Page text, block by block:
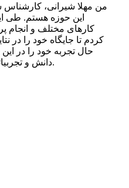
این حوزه هستم. طی
کارهای مختلف و انجام
کردم تا جایگاه خود را در
حال تجربه خود را در این
دانش و تجربیاتم را با شما به اشتراک بگذارم.